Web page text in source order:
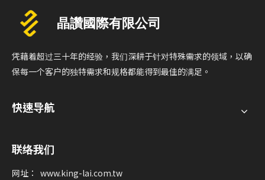
凭藉着超过三十年的经验，我们深耕于针对特殊需求的领域，以确
保每一个客户的独特需求和规格都能得到最佳的满足。
快速导航
联络我们
网址： www.king-lai.com.tw